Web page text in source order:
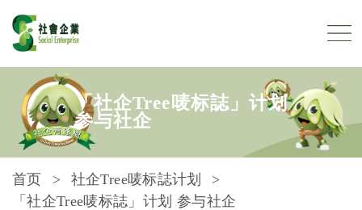
跳到内容
「社企Tree唛标誌」计划
参与社企
首页
社企Tree唛标誌计划
「社企Tree唛标誌」计划 参与社企